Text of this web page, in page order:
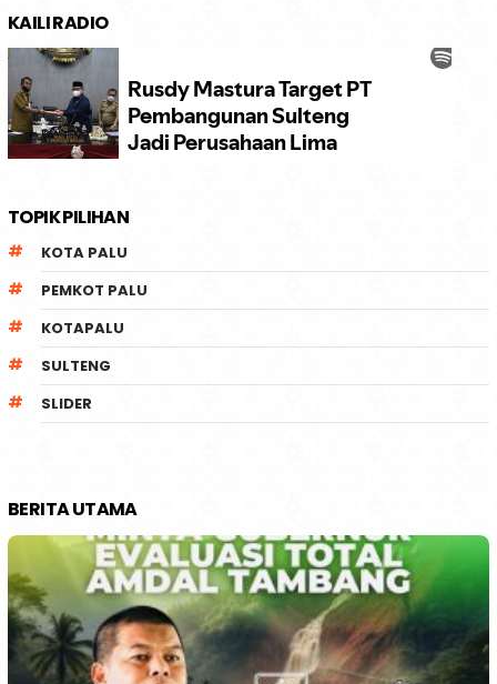
KAILI RADIO
TOPIK PILIHAN
KOTA PALU
PEMKOT PALU
KOTAPALU
SULTENG
SLIDER
BERITA UTAMA